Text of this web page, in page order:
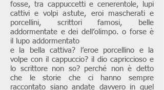
fosse, tra cappuccetti e cenerentole, lupi
cattivi e volpi astute, eroi mascherati e
porcellini, scrittori famosi, belle
addormentate e dei dell’olimpo. o forse è
il lupo addormentato
e la bella cattiva? l’eroe porcellino e la
volpe con il cappuccio? il dio capriccioso e
lo scrittore non so? perché non è detto
che le storie che ci hanno sempre
raccontato siano andate davvero in quel